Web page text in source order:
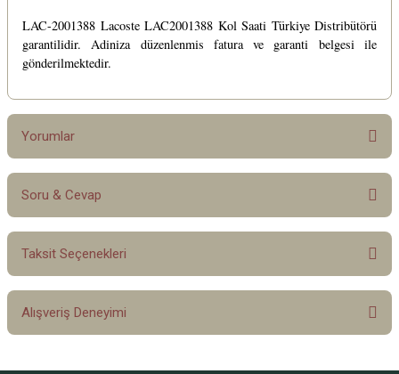
LAC-2001388 Lacoste LAC2001388 Kol Saati Türkiye Distribütörü
garantilidir. Adiniza düzenlenmis fatura ve garanti belgesi ile
gönderilmektedir.
Yorumlar
Bu ürüne ilk yorumu siz yapın!
Soru & Cevap
Ürün hakkında henüz soru sorulmamış.
Taksit Seçenekleri
Alışveriş Deneyimi